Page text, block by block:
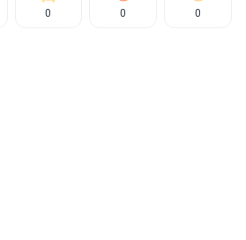
0 0 0